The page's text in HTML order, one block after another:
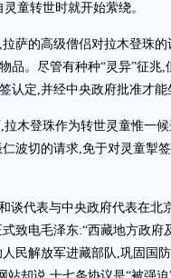
童转世时就开始萦绕。
拉萨的高级僧侣对拉木登珠
品。尽管有种种“灵异”征兆
认定,并经中央政府批准才能
木登珠作为转世灵童惟一
波切的请求,免于对灵童掣
谈代表与中央政府代表在
致电毛泽东:“西藏地方政
民解放军进藏部队,巩固国